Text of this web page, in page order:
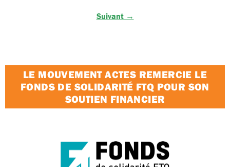
Suivant →
LE MOUVEMENT ACTES REMERCIE LE
FONDS DE SOLIDARITÉ FTQ POUR SON
SOUTIEN FINANCIER